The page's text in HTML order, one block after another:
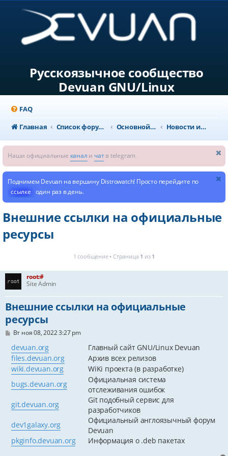
Русскоязычное сообщество
Devuan GNU/Linux
FAQ
Главная
Список форумов Основной раздел Новости и объявления
Наши официальные канал и чатв telegram
Поднимем Devuan на вершину Distrowatch! Просто перейдите по
ссылке один раз в день.
Внешние ссылки на официальные
ресурсы
1 сообщение • Страница 1 из 1
root:#
Site Admin
Внешние ссылки на официальные
ресурсы
С
о
б
щ
е
н
и
е
Вт ноя 08, 2022 3:27 pm
devuan.org
Главный сайт GNU/Linux Devuan
files.devuan.org
Архив всех релизов
wiki.devuan.org
WiKi проекта (в разработке)
bugs.devuan.org
Официальная система
отслеживания ошибок
git.devuan.org
Git подобный сервис для
разработчиков
dev1galaxy.org
Официальный англоязычный форум
Devuan
pkginfo.devuan.org
Информация о .deb пакетах